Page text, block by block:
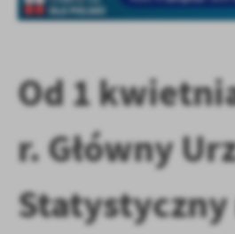
Firmy te działają w charakterze
treści w postaci wiadomości, ofert,
Od 1
r. Główny